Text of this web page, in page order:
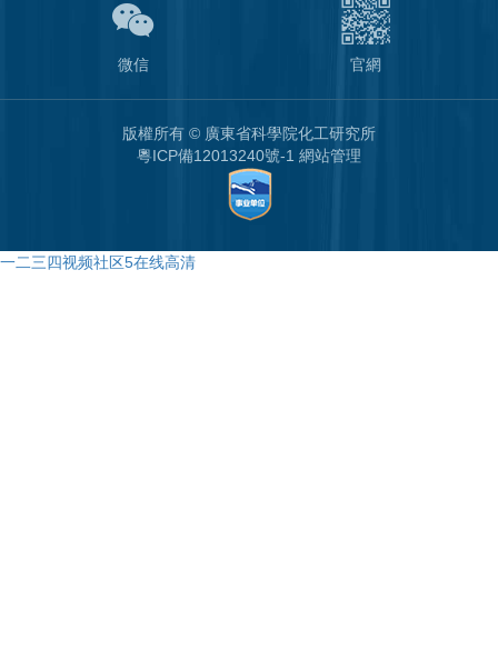
微信 官網
版權所有 © 廣東省科學院化工研究所
粵ICP備12013240號-1 網站管理
一二三四视频社区5在线高清